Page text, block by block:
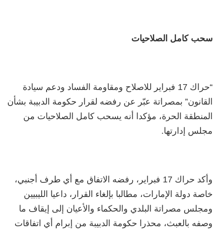
سحب كامل الصلاحيات
“حراك 17 فبراير للاصلاح ومقاومة الفساد ودعم سيادة
القانون” بمصراتة عبّر عن رفضه لقرار حكومة الدبيبة بشأن
المنطقة الحرة، مؤكدا أنه يسحب كامل الصلاحيات من
مجلس إدارتها.
وأكد حراك 17 فبراير، رفضه الاتفاق مع أي طرف أجنبي،
خاصة دولة الإمارات، مطالبا بإلغاء القرار، داعيا الليبيين
ومجلس مصراتة البلدي والحكماء والأعيان إلى إيقاف ما
وصفه بالعبث، محذرا حكومة الدبيبة من إبرام أي اتفاقات